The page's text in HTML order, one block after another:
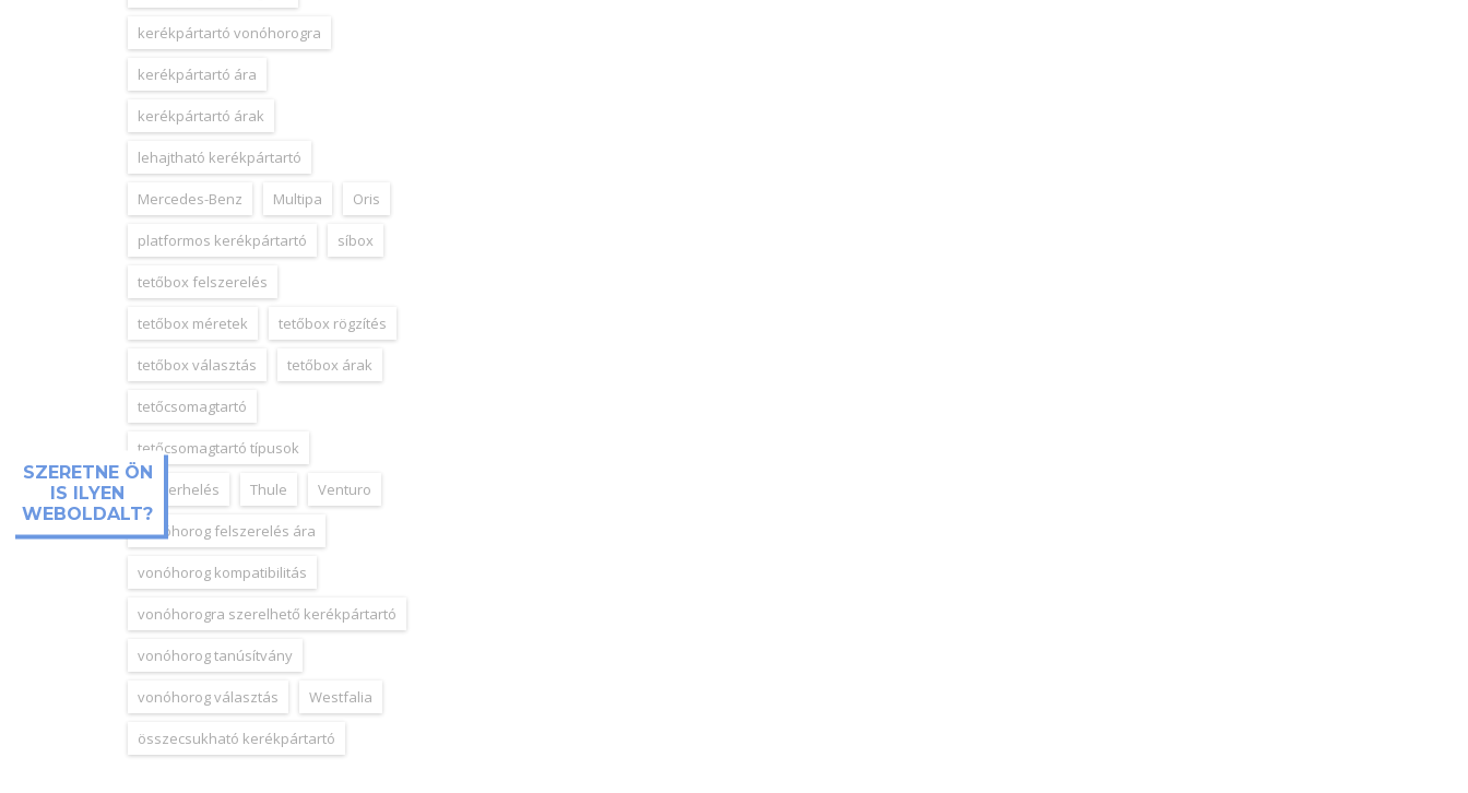
SZERETNE ÖN
IS ILYEN
WEBOLDALT?
kerékpártartó vonóhorogra
kerékpártartó ára
kerékpártartó árak
lehajtható kerékpártartó
Mercedes-Benz Multipa Oris
platformos kerékpártartó síbox
tetőbox felszerelés
tetőbox méretek tetőbox rögzítés
tetőbox választás tetőbox árak
tetőcsomagtartó
tetőcsomagtartó típusok
tetőterhelés Thule Venturo
vonóhorog felszerelés ára
vonóhorog kompatibilitás
vonóhorogra szerelhető kerékpártartó
vonóhorog tanúsítvány
vonóhorog választás Westfalia
összecsukható kerékpártartó